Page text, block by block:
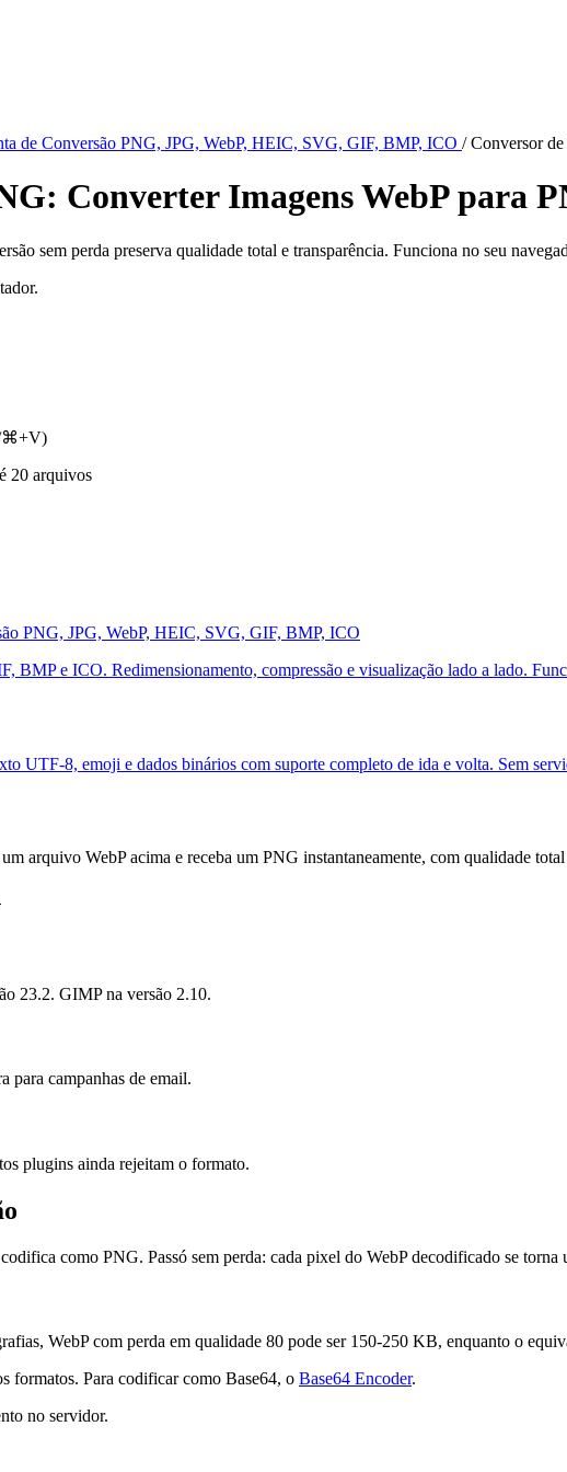
de Conversão PNG, JPG, WebP, HEIC, SVG, GIF, BMP, ICO / Conversor
Converter Imagens WebP para
sem perda preserva qualidade total e transparência. Funciona no seu
⌘+V)
20 arquivos
PNG, JPG, WebP, HEIC, SVG, GIF, BMP, ICO
BMP e ICO. Redimensionamento, compressão e visualização lado a lado.
UTF-8, emoji e dados binários com suporte completo de ida e volta. Sem
arquivo WebP acima e receba um PNG instantaneamente, com qualidade
23.2. GIMP na versão 2.10.
para campanhas de email.
plugins ainda rejeitam o formato.
como PNG. Passó sem perda: cada pixel do WebP decodificado se
WebP com perda em qualidade 80 pode ser 150-250 KB, enquanto o
formatos. Para codificar como Base64, o Base64 Encoder.
no servidor.